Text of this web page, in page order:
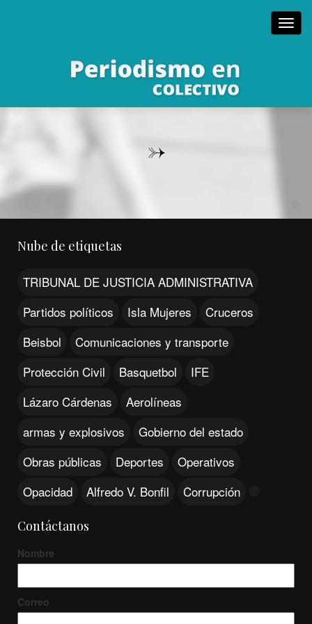
->
Nube de etiquetas
TRIBUNAL DE JUSTICIA ADMINISTRATIVA
Partidos políticos
Isla Mujeres
Cruceros
Beisbol
Comunicaciones y transporte
Protección Civil
Basquetbol
IFE
Lázaro Cárdenas
Aerolíneas
armas y explosivos
Gobierno del estado
Obras públicas
Deportes
Operativos
Opacidad
Alfredo V. Bonfil Corrupción
Contáctanos
Nombre
Correo